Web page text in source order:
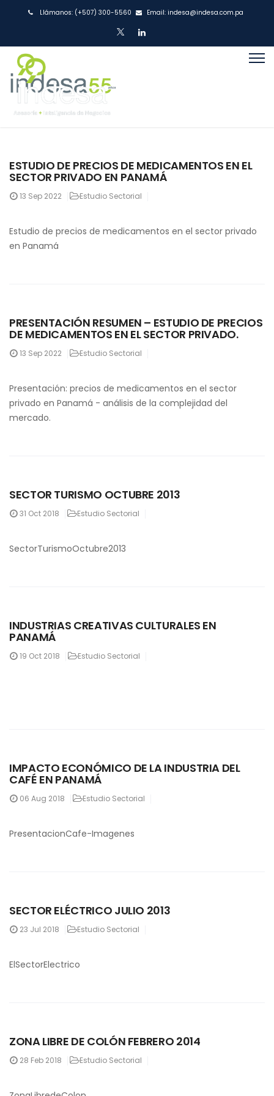
Llámanos: (+507) 300-5560 Email: indesa@indesa.com.pa
ESTUDIO DE PRECIOS DE MEDICAMENTOS EN EL
SECTOR PRIVADO EN PANAMÁ
13 Sep 2022 Estudio Sectorial
Estudio de precios de medicamentos en el sector privado
en Panamá
PRESENTACIÓN RESUMEN – ESTUDIO DE PRECIOS
DE MEDICAMENTOS EN EL SECTOR PRIVADO.
13 Sep 2022 Estudio Sectorial
Presentación: precios de medicamentos en el sector
privado en Panamá - análisis de la complejidad del
mercado.
SECTOR TURISMO OCTUBRE 2013
31 Oct 2018 Estudio Sectorial
SectorTurismoOctubre2013
INDUSTRIAS CREATIVAS CULTURALES EN
PANAMÁ
19 Oct 2018 Estudio Sectorial
IMPACTO ECONÓMICO DE LA INDUSTRIA DEL
CAFÉ EN PANAMÁ
06 Aug 2018 Estudio Sectorial
PresentacionCafe-Imagenes
SECTOR ELÉCTRICO JULIO 2013
23 Jul 2018 Estudio Sectorial
ElSectorElectrico
ZONA LIBRE DE COLÓN FEBRERO 2014
28 Feb 2018 Estudio Sectorial